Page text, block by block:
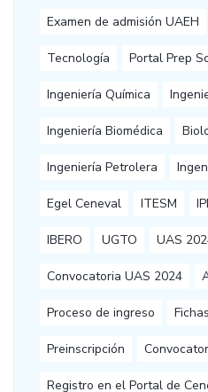
Examen de admisión UAEH
Tecnología Portal Prep
Ingeniería Química
Ingeniería Biomédica
Ingeniería Petrolera
Egel Ceneval ITESM
IBERO UGTO UAS
Convocatoria UAS 2024
Proceso de ingreso
Preinscripción
Registro en el Portal de